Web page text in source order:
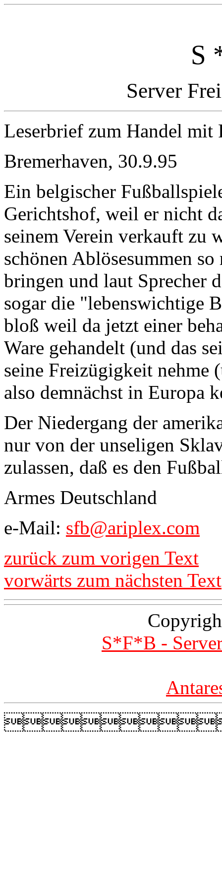
S
Server
Leserbrief zum Handel
Bremerhaven, 30.9.95
Ein belgischer
Gerichtshof, weil er nicht
seinem Verein verkauft zu
schönen Ablösesummen
bringen und laut Sprecher
sogar die "lebenswichtige
bloß weil da jetzt einer
Ware gehandelt (und das
seine Freizügigkeit nehme
also demnächst in Europa
Der Niedergang der
nur von der unseligen
zulassen, daß es den
Armes Deutschland
e-Mail: sfb@ariplex.com
zurück zum vorigen Text
vorwärts zum nächsten Text
S*F*B -